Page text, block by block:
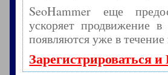
SeoHammer еще
ускоряет продвижение
появляются уже в
Зарегистрироваться